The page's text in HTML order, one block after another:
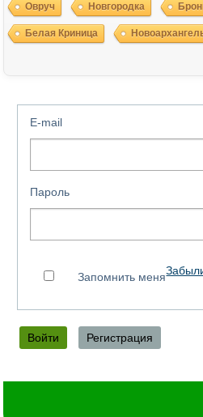
Овруч Новгородка
Белая Криница
E-mail
Пароль
Запомнить меня